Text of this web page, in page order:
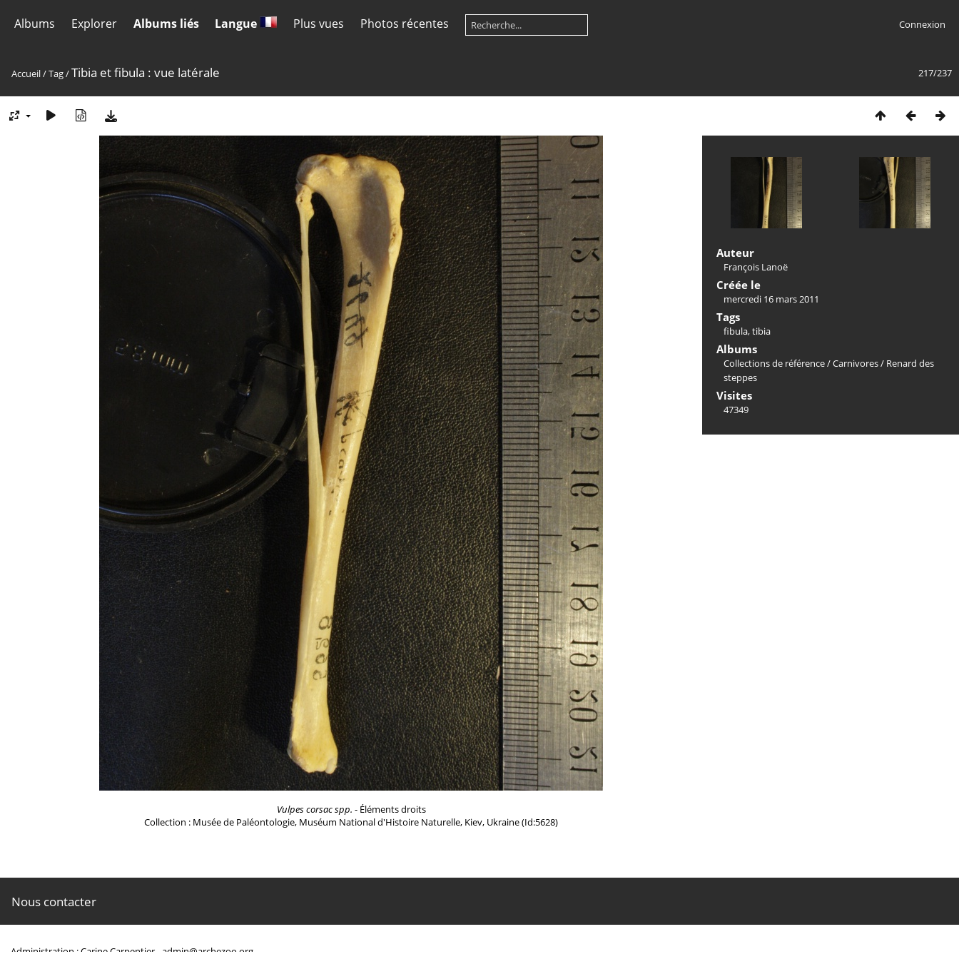
Albums Explorer Albums liés Langue Plus vues Photos récentes Connexion
217/237
Accueil/Tag/Tibia et fibula : vue latérale
Vulpes corsac spp. - Éléments droits
Collection : Musée de Paléontologie, Muséum National d'Histoire Naturelle, Kiev, Ukraine (Id:5628)
Auteur
François Lanoë
Créée le
mercredi 16 mars 2011
Tags
fibula,tibia
Albums
Collections de référence/Carnivores/ Renard des
steppes
Visites
47349
Nous contacter
Administration : Carine Carpentier - admin@archezoo.org